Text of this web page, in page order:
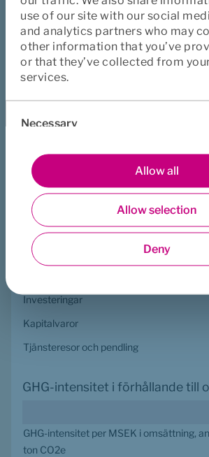
use of our site with our social
and analytics partners who may
other information that you’ve
or that they’ve collected from
services.
Selection
Necessary
Preferences
Statistics
Marketing
Allow all
Allow selection
Deny
leverantörer. Scope 3 omfattar indirekta
värdekedjan, utöver inköpt energi, till exempel
från leverantörer eller vid användning av
produkter och tjänster.
Andel av totalt klimatavtryck
Scope 1 och 2
Andel av scope 3
Försäkrades vårdbesök
Försäkrades vårdresor
Investeringar
Kapitalvaror
Tjänsteresor och pendling
GHG-intensitet i förhållande till
GHG-intensitet per MSEK i omsättning,
ton CO2e